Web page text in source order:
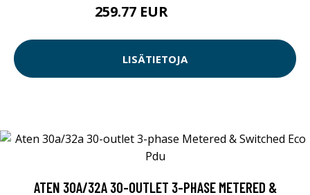
259.77 EUR
LISÄTIETOJA
ATEN 30A/32A 30-OUTLET 3-PHASE METERED &